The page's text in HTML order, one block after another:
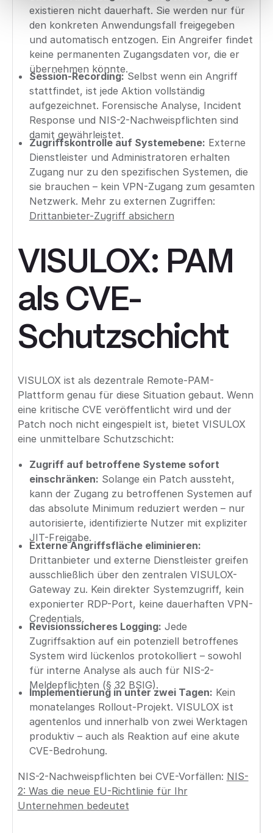
existieren nicht dauerhaft. Sie werden nur für
den konkreten Anwendungsfall freigegeben
und automatisch entzogen. Ein Angreifer findet
keine permanenten Zugangsdaten vor, die er
übernehmen könnte.
Session-Recording:Selbst wenn ein Angriff
stattfindet, ist jede Aktion vollständig
aufgezeichnet. Forensische Analyse, Incident
Response und NIS-2-Nachweispflichten sind
damit gewährleistet.
Zugriffskontrolle auf Systemebene: Externe
Dienstleister und Administratoren erhalten
Zugang nur zu den spezifischen Systemen, die
sie brauchen – kein VPN-Zugang zum gesamten
Netzwerk. Mehr zu externen Zugriffen:
Drittanbieter-Zugriff absichern
VISULOX: PAM
als CVE-
Schutzschicht
VISULOX ist als dezentrale Remote-PAM-
Plattform genau für diese Situation gebaut. Wenn
eine kritische CVE veröffentlicht wird und der
Patch noch nicht eingespielt ist, bietet VISULOX
eine unmittelbare Schutzschicht:
Zugriff auf betroffene Systeme sofort
einschränken: Solange ein Patch aussteht,
kann der Zugang zu betroffenen Systemen auf
das absolute Minimum reduziert werden – nur
autorisierte, identifizierte Nutzer mit expliziter
JIT-Freigabe.
Externe Angriffsfläche eliminieren:
Drittanbieter und externe Dienstleister greifen
ausschließlich über den zentralen VISULOX-
Gateway zu. Kein direkter Systemzugriff, kein
exponierter RDP-Port, keine dauerhaften VPN-
Credentials.
Revisionssicheres Logging: Jede
Zugriffsaktion auf ein potenziell betroffenes
System wird lückenlos protokolliert – sowohl
für interne Analyse als auch für NIS-2-
Meldepflichten (§ 32 BSIG).
Implementierung in unter zwei Tagen: Kein
monatelanges Rollout-Projekt. VISULOX ist
agentenlos und innerhalb von zwei Werktagen
produktiv – auch als Reaktion auf eine akute
CVE-Bedrohung.
NIS-2-Nachweispflichten bei CVE-Vorfällen: NIS-
2: Was die neue EU-Richtlinie für Ihr
Unternehmen bedeutet